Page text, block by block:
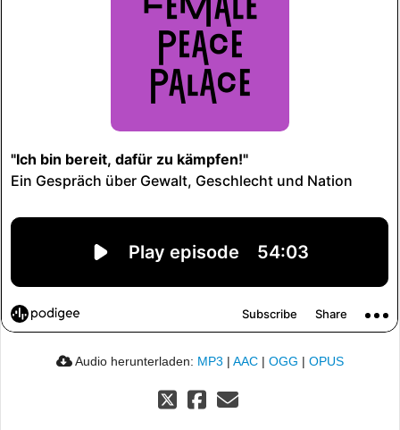
Audio herunterladen: MP3 | AAC | OGG | OPUS